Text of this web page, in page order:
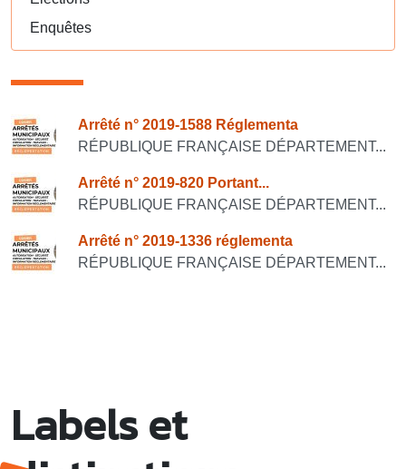
Enquêtes
Consulter également
Arrêté n° 2019-1588 Réglementa
RÉPUBLIQUE FRANÇAISE DÉPARTEMENT...
Arrêté n° 2019-820 Portant...
RÉPUBLIQUE FRANÇAISE DÉPARTEMENT...
Arrêté n° 2019-1336 réglementa
RÉPUBLIQUE FRANÇAISE DÉPARTEMENT...
Labels et